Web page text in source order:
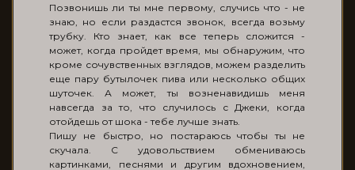
Позвонишь ли ты мне первому, случись что - не
знаю, но если раздастся звонок, всегда возьму
трубку. Кто знает, как все теперь сложится -
может, когда пройдет время, мы обнаружим, что
кроме сочувственных взглядов, можем разделить
еще пару бутылочек пива или несколько общих
шуточек. А может, ты возненавидишь меня
навсегда за то, что случилось с Джеки, когда
отойдешь от шока - тебе лучше знать.
Пишу не быстро, но постараюсь чтобы ты не
скучала. С удовольствием обмениваюсь
картинками, песнями и другим вдохновением,